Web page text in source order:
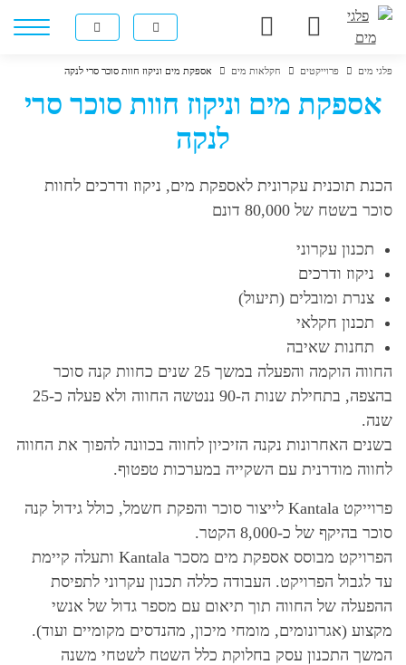
פלגי מים פרוייקטים חקלאות מים אספקת מים וניקוז חוות סוכר סרי לנקה
אספקת מים וניקוז חוות סוכר סרי
לנקה
הכנת תוכנית עקרונית לאספקת מים, ניקוז ודרכים לחוות
סוכר בשטח של 80,000 דונם
תכנון עקרוני
ניקוז ודרכים
צנרת ומובלים (תיעול)
תכנון חקלאי
תחנות שאיבה
החווה הוקמה והפעלה במשך 25 שנים כחוות קנה סוכר
בהצפה, בתחילת שנות ה-90 ננטשה החווה ולא פעלה כ-25
שנה.
בשנים האחרונות נקנה הזיכיון לחווה בכוונה להפוך את החווה
לחווה מודרנית עם השקייה במערכות טפטוף.
פרוייקט Kantala לייצור סוכר והפקת חשמל, כולל גידול קנה
סוכר בהיקף של כ-8,000 הקטר.
הפרויקט מבוסס אספקת מים מסכר Kantala ותעלה קיימת
עד לגבול הפרויקט. העבודה כללה תכנון עקרוני לתפיסת
ההפעלה של החווה תוך תיאום עם מספר גדול של אנשי
מקצוע (אגרונומים, מומחי מיכון, מהנדסים מקומיים ועוד).
המשך התכנון עסק בחלוקת כלל השטח לשטחי משנה